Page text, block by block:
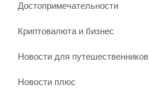
Достопримечательности
Криптовалюта и бизнес
Новости для путешественников
Новости плюс